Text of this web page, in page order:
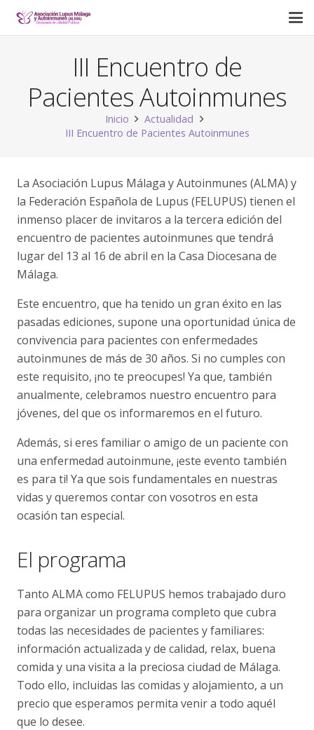
III Encuentro de
Pacientes Autoinmunes
Inicio
Actualidad
III Encuentro de Pacientes Autoinmunes
La Asociación Lupus Málaga y Autoinmunes (ALMA) y
la Federación Española de Lupus (FELUPUS) tienen el
inmenso placer de invitaros a la tercera edición del
encuentro de pacientes autoinmunes que tendrá
lugar del 13 al 16 de abril en la Casa Diocesana de
Málaga.
Este encuentro, que ha tenido un gran éxito en las
pasadas ediciones, supone una oportunidad única de
convivencia para pacientes con enfermedades
autoinmunes de más de 30 años. Si no cumples con
este requisito, ¡no te preocupes! Ya que, también
anualmente, celebramos nuestro encuentro para
jóvenes, del que os informaremos en el futuro.
Además, si eres familiar o amigo de un paciente con
una enfermedad autoinmune, ¡este evento también
es para ti! Ya que sois fundamentales en nuestras
vidas y queremos contar con vosotros en esta
ocasión tan especial.
El programa
Tanto ALMA como FELUPUS hemos trabajado duro
para organizar un programa completo que cubra
todas las necesidades de pacientes y familiares:
información actualizada y de calidad, relax, buena
comida y una visita a la preciosa ciudad de Málaga.
Todo ello, incluidas las comidas y alojamiento, a un
precio que esperamos permita venir a todo aquél
que lo desee.